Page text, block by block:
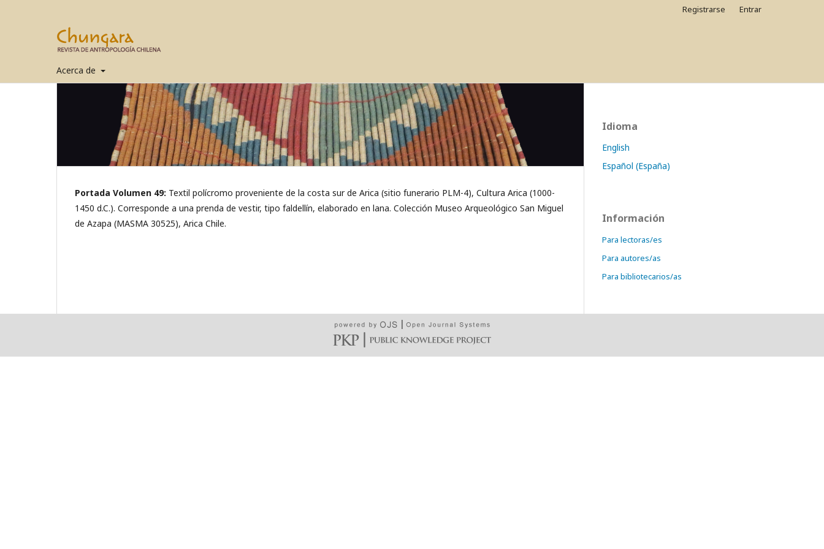
Acerca de
Registrarse Entrar
Portada Volumen 49: Textil polícromo proveniente de la costa sur de Arica (sitio funerario PLM-4), Cultura Arica (1000-
1450 d.C.). Corresponde a una prenda de vestir, tipo faldellín, elaborado en lana. Colección Museo Arqueológico San Miguel
de Azapa (MASMA 30525), Arica Chile.
Idioma
English
Español (España)
Información
Para lectoras/es
Para autores/as
Para bibliotecarios/as